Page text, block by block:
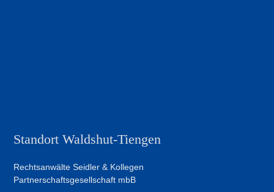
Standort Waldshut-Tiengen
Rechtsanwälte Seidler & Kollegen
Partnerschaftsgesellschaft mbB